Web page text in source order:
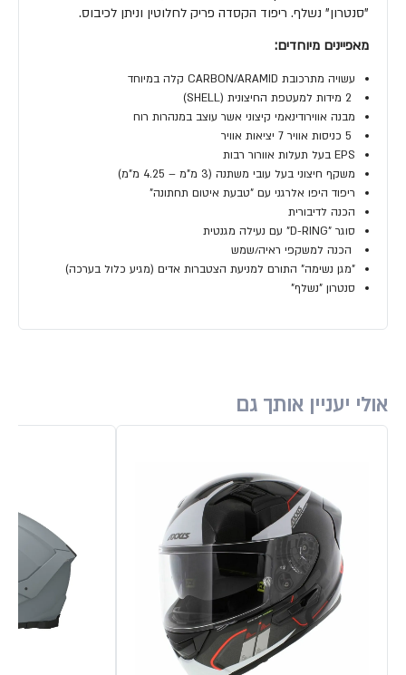
"סנטרון" נשלף. ריפוד הקסדה פריק לחלוטין וניתן לכיבוס.
מאפיינים מיוחדים:
עשויה מתרכובת CARBON/ARAMID קלה במיוחד
מבנה אווירודינאמי קיצוני אשר עוצב במנהרות רוח
EPS בעל תעלות אוורור רבות
משקף חיצוני בעל עובי משתנה (3 מ"מ – 4.25 מ"מ)
ריפוד היפו אלרגני עם "טבעת איטום תחתונה"
הכנה לדיבורית
סוגר "D-RING" עם נעילה מגנטית
הכנה למשקפי ראיה/שמש
"מגן נשימה" התורם למניעת הצטברות אדים (מגיע כלול בערכה)
סנטרון "נשלף"
אולי יעניין אותך גם